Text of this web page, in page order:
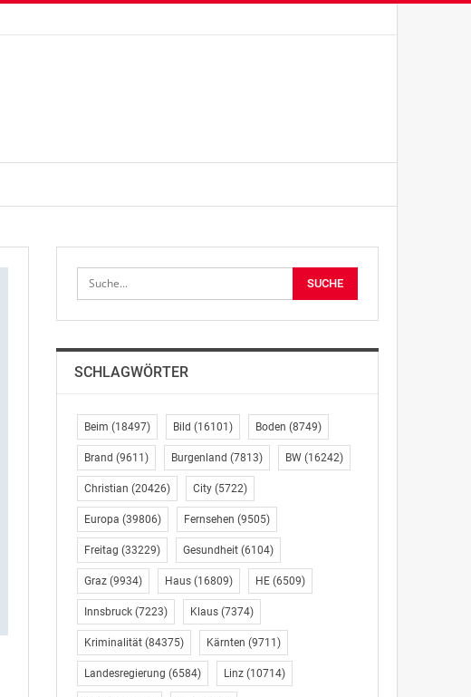
SCHLAGWÖRTER
Beim (18497) Bild (16101) Boden (8749)
Brand (9611) Burgenland (7813) BW(16242)
Christian (20426) City(5722)
Europa (39806) Fernsehen (9505)
Freitag (33229) Gesundheit(6104)
Graz(9934) Haus(16809) HE(6509)
Innsbruck(7223) Klaus(7374)
Kriminalität(84375) Kärnten (9711)
Landesregierung (6584) Linz(10714)